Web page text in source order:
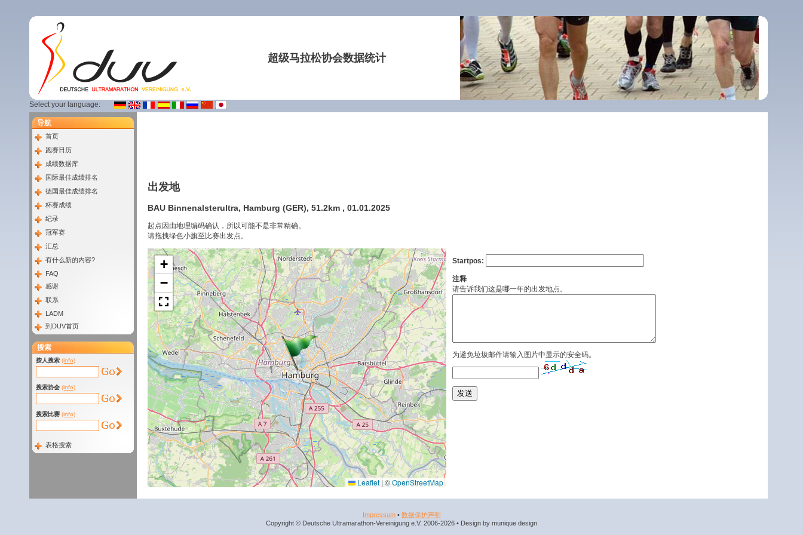
超级马拉松协会数据统计
Select your language:
导航
首页
跑赛日历
成绩数据库
国际最佳成绩排名
德国最佳成绩排名
杯赛成绩
纪录
冠军赛
汇总
有什么新的内容?
FAQ
感谢
联系
LADM
到DUV首页
搜索
按人搜索 (info)
搜索协会 (info)
搜索比赛 (info)
表格搜索
出发地
BAU Binnenalsterultra, Hamburg (GER), 51.2km , 01.01.2025
起点因由地理编码确认，所以可能不是非常精确。
请拖拽绿色小旗至比赛出发点。
+
−
Leaflet | ©OpenStreetMap
Startpos:
注释
请告诉我们这是哪一年的出发地点。
为避免垃圾邮件请输入图片中显示的安全码。
Impressum• 数据​保护​声明
Copyright © Deutsche Ultramarathon-Vereinigung e.V. 2006-2026 • Design by munique design